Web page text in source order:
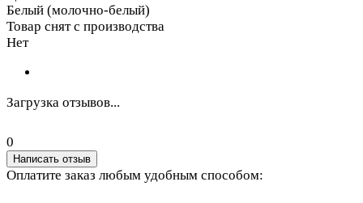
Белый (молочно‑белый)
Товар снят с производства
Нет
Загрузка отзывов...
0
Написать отзыв
Оплатите заказ любым удобным способом: